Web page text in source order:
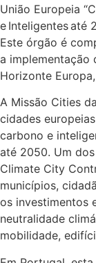
União Europeia
e Inteligentes até
Este órgão é
a implementação
Horizonte
A Missão Cities
cidades
carbono e
até 2050. Um
Climate City
municípios,
os investimentos
neutralidade
mobilidade,